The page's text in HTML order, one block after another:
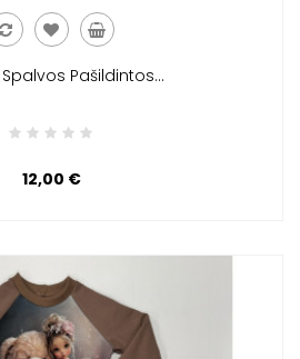
Pašildintos...
12,00 €